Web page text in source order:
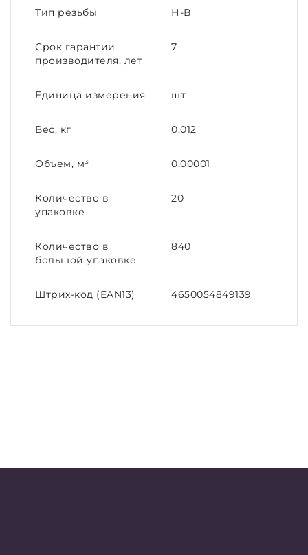
Тип резьбы Н-В
Срок гарантии
производителя, лет
7
Единица измерения шт
Вес, кг 0,012
Объем, м³ 0,00001
Количество в
упаковке
20
Количество в
большой упаковке
840
Штрих-код (EAN13) 4650054849139